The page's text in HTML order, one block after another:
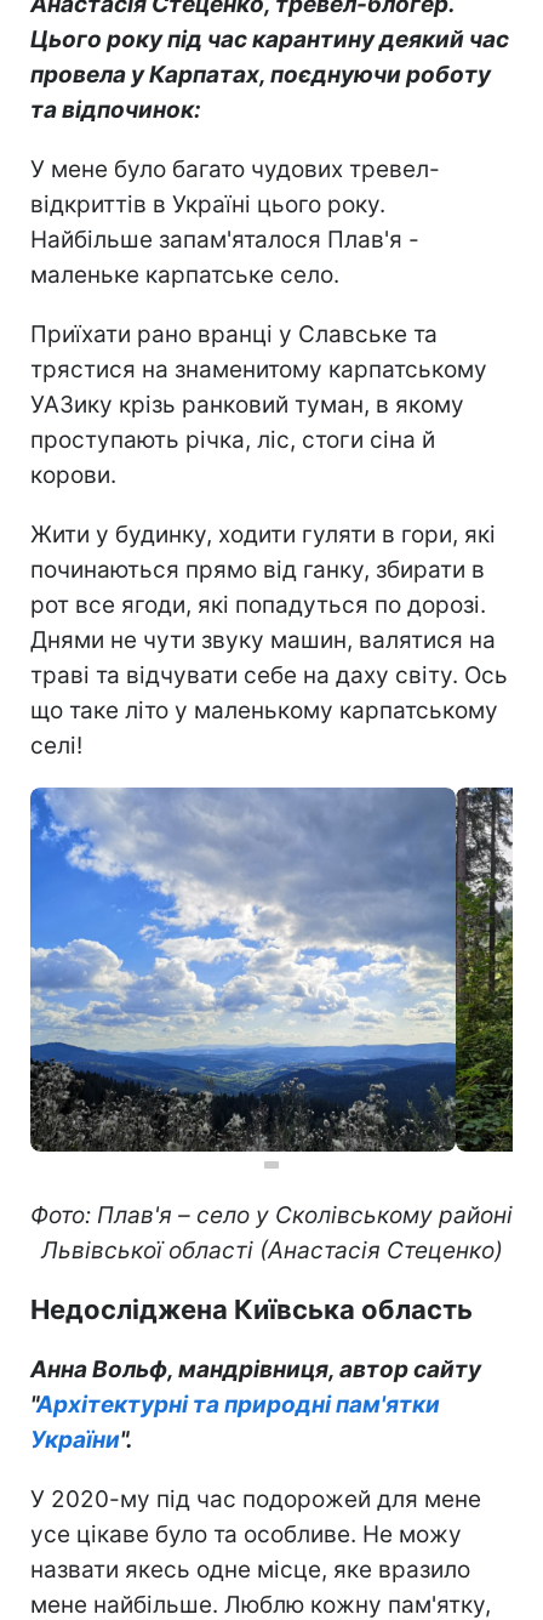
Цього року під час карантину деякий час
провела у Карпатах, поєднуючироботу
та відпочинок:
У мене було багато чудових тревел-
відкриттів в Україні цього року.
Найбільше запам'яталося Плав'я -
маленьке карпатське село.
Приїхати рано вранці у Славське та
трястися на знаменитому карпатському
УАЗику крізь ранковий туман, в якому
проступають річка, ліс, стоги сіна й
корови.
Жити у будинку, ходити гуляти в гори, які
починаються прямо від ганку, збирати в
рот все ягоди, які попадуться по дорозі.
Днями не чути звуку машин, валятися на
траві та відчувати себе на даху світу. Ось
що таке літо у маленькому карпатському
селі!
Фото: Плав'я – село у Сколівському районі
Львівської області (Анастасія Стеценко)
Недосліджена Київська область
Анна Вольф, мандрівниця, автор сайту
"Архітектурні та природні пам'ятки
України".
У 2020-му під час подорожей для мене
усе цікаве було та особливе. Не можу
назвати якесь одне місце, яке вразило
мене найбільше. Люблю кожну пам'ятку,